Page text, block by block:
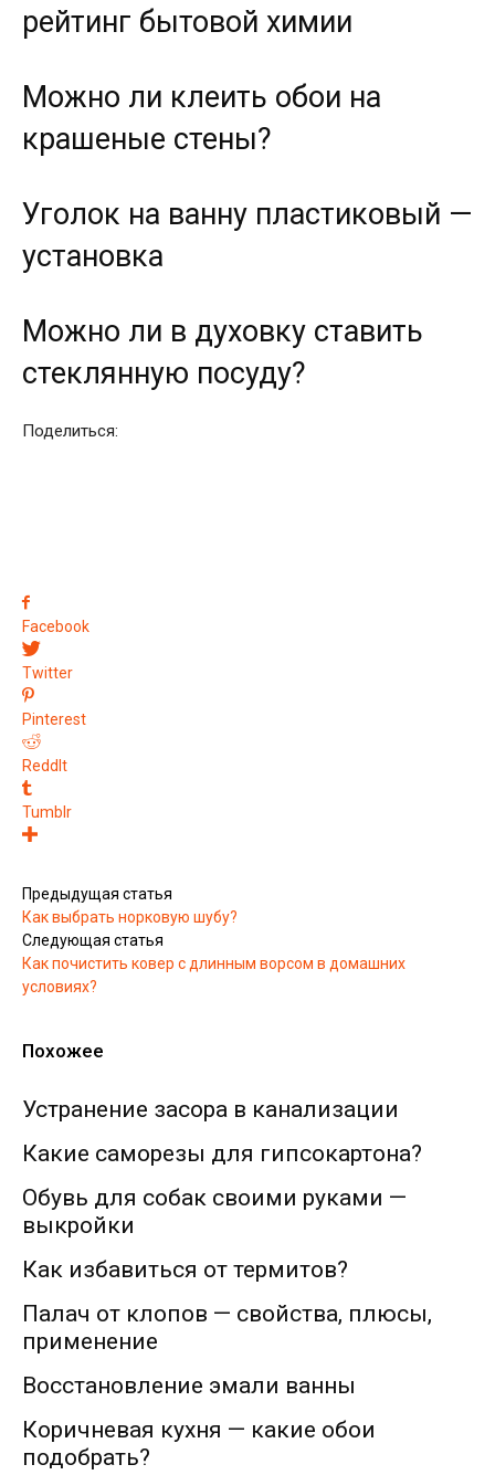
рейтинг бытовой химии
Можно ли клеить обои на
крашеные стены?
Уголок на ванну пластиковый —
установка
Можно ли в духовку ставить
стеклянную посуду?
Поделиться:
Facebook
Twitter
Pinterest
ReddIt
Tumblr
Предыдущая статья
Как выбрать норковую шубу?
Следующая статья
Как почистить ковер с длинным ворсом в домашних
условиях?
Похожее
Устранение засора в канализации
Какие саморезы для гипсокартона?
Обувь для собак своими руками —
выкройки
Как избавиться от термитов?
Палач от клопов — свойства, плюсы,
применение
Восстановление эмали ванны
Коричневая кухня — какие обои
подобрать?